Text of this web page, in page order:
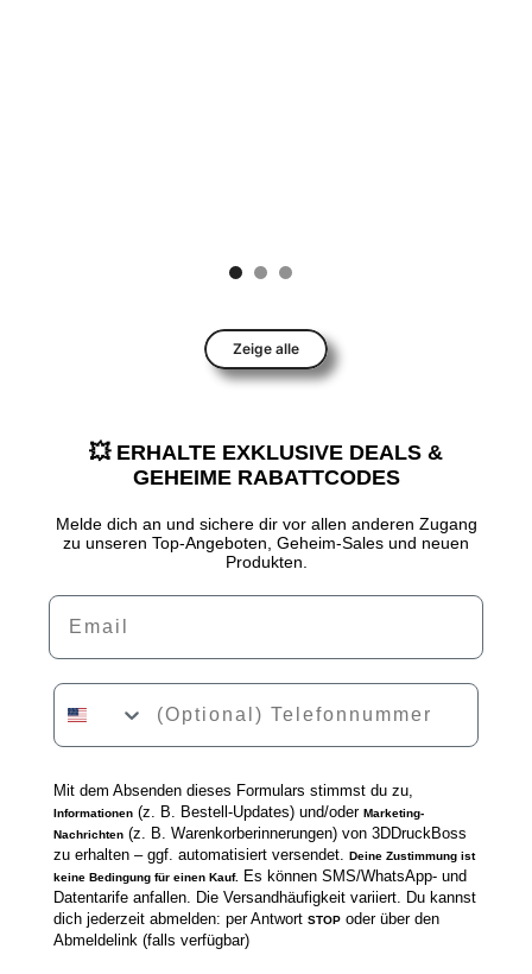
Zeige alle
💥 ERHALTE EXKLUSIVE DEALS &
GEHEIME RABATTCODES
Melde dich an und sichere dir vor allen anderen Zugang
zu unseren Top-Angeboten, Geheim-Sales und neuen
Produkten.
Email
Phone Number
Mit dem Absenden dieses Formulars stimmst du zu,
Informationen (z. B. Bestell-Updates) und/oder Marketing-
Nachrichten (z. B. Warenkorberinnerungen) von 3DDruckBoss
zu erhalten – ggf. automatisiert versendet.
Deine Zustimmung ist
keine Bedingung für einen Kauf.
Es können SMS/WhatsApp- und
Datentarife anfallen. Die Versandhäufigkeit variiert. Du kannst
dich jederzeit abmelden: per Antwort STOP oder über den
Abmeldelink (falls verfügbar)